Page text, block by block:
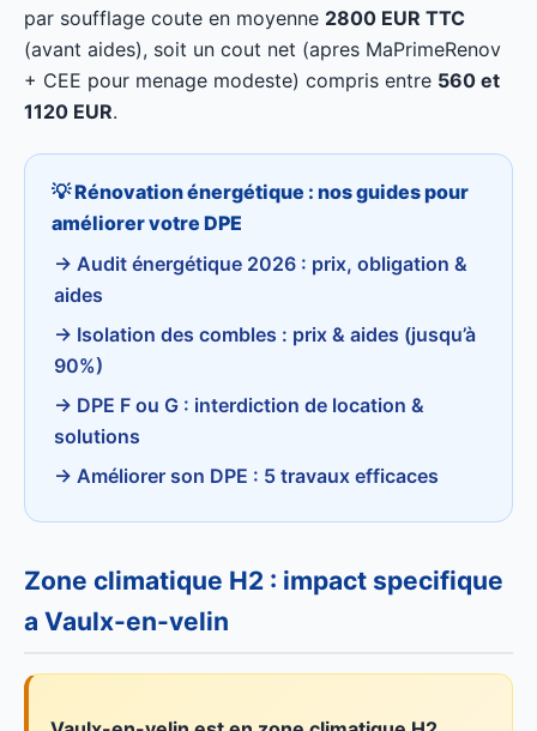
par soufflage coute en moyenne 2800 EUR TTC
(avant aides), soit un cout net (apres MaPrimeRenov
+ CEE pour menage modeste) compris entre 560 et
1120 EUR.
💡 Rénovation énergétique : nos guides pour
améliorer votre DPE
→ Audit énergétique 2026 : prix, obligation &
aides
→ Isolation des combles : prix & aides (jusqu’à
90%)
→ DPE F ou G : interdiction de location &
solutions
→ Améliorer son DPE : 5 travaux efficaces
Zone climatique H2 : impact specifique
a Vaulx-en-velin